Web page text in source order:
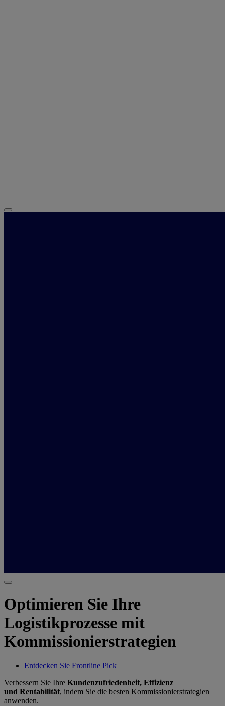
Optimieren Sie Ihre
Logistikprozesse mit
Kommissionierstrategien
Entdecken Sie Frontline Pick
Verbessern Sie Ihre Kundenzufriedenheit, Effizienz
und Rentabilität, indem Sie die besten Kommissionierstrategien
anwenden.